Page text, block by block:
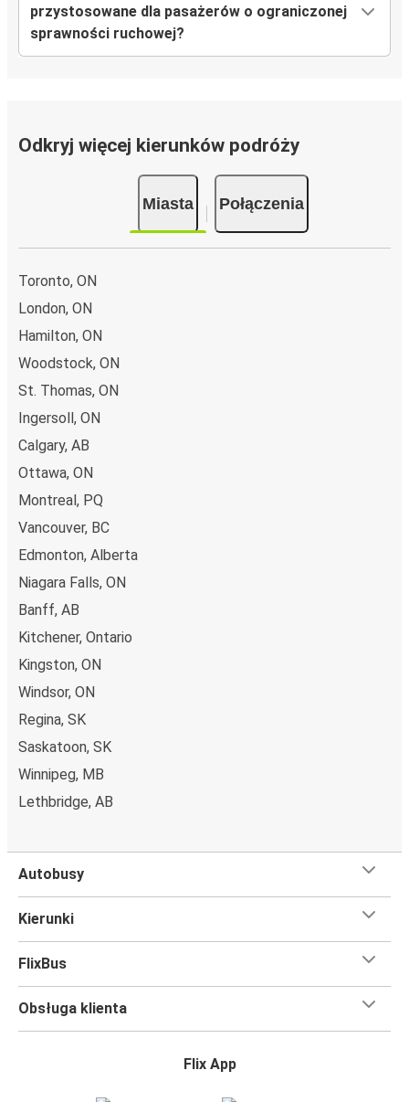
przystosowane dla pasażerów o ograniczonej
sprawności ruchowej?
Odkryj więcej kierunków podróży
Miasta Połączenia
Toronto, ON
London, ON
Hamilton, ON
Woodstock, ON
St. Thomas, ON
Ingersoll, ON
Calgary, AB
Ottawa, ON
Montreal, PQ
Vancouver, BC
Edmonton, Alberta
Niagara Falls, ON
Banff, AB
Kitchener, Ontario
Kingston, ON
Windsor, ON
Regina, SK
Saskatoon, SK
Winnipeg, MB
Lethbridge, AB
Autobusy
Kierunki
FlixBus
Obsługa klienta
Flix App